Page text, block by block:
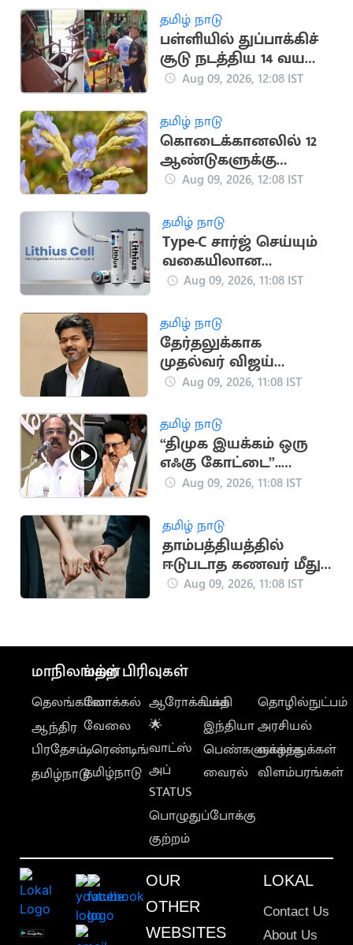
ஆஷிஷ் யாதவ்
தமிழ் நாடு
பள்ளியில் துப்பாக்கிச்
சூடு நடத்திய 14 வயது
மாணவன் தற்கொலை
Aug 09, 2026, 12:08 IST
தமிழ் நாடு
கொடைக்கானலில் 12
ஆண்டுகளுக்கு
ஒருமுறை பூக்கும்
பூக்கத் தொடங்கின!
Aug 09, 2026, 12:08 IST
தமிழ் நாடு
Type-C சார்ஜ் செய்யும்
வகையிலான
பேட்டரிகள் அறிமுகம்
Aug 09, 2026, 11:08 IST
தமிழ் நாடு
தேர்தலுக்காக
முதல்வர் விஜய்
ரூ.22.05 லட்சம் செலவு
Aug 09, 2026, 11:08 IST
தமிழ் நாடு
“திமுக இயக்கம் ஒரு
எஃகு கோட்டை”..
முன்னாள் அமைச்சர்
Aug 09, 2026, 11:08 IST
தமிழ் நாடு
தாம்பத்தியத்தில்
ஈடுபடாத கணவர் மீது
வழக்கு தொடர்ந்த
Aug 09, 2026, 11:08 IST
மாநிலங்கள்
தெலங்கானா
ஆந்திர
பிரதேசம்
தமிழ்நாடு
மற்ற பிரிவுகள்
லோக்கல்
வேலை
டிரெண்டிங்
தமிழ்நாடு
ஆரோக்கியம்
🌟
வாட்ஸ்
அப்
STATUS
பொழுதுப்போக்கு
குற்றம்
பக்தி
இந்தியா
பெண்களுக்காக
வைரல்
தொழில்நுட்பம்
அரசியல்
வாழ்த்துக்கள்
விளம்பரங்கள்
OUR
OTHER
WEBSITES
LOKAL
Contact Us
About Us